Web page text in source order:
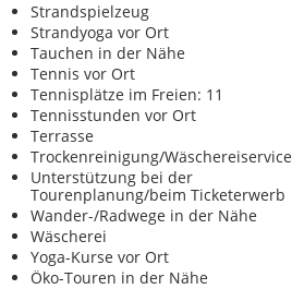
Strandspielzeug
Strandyoga vor Ort
Tauchen in der Nähe
Tennis vor Ort
Tennisplätze im Freien: 11
Tennisstunden vor Ort
Terrasse
Trockenreinigung/Wäschereiservice
Unterstützung bei der
Tourenplanung/beim Ticketerwerb
Wander-/Radwege in der Nähe
Wäscherei
Yoga-Kurse vor Ort
Öko-Touren in der Nähe